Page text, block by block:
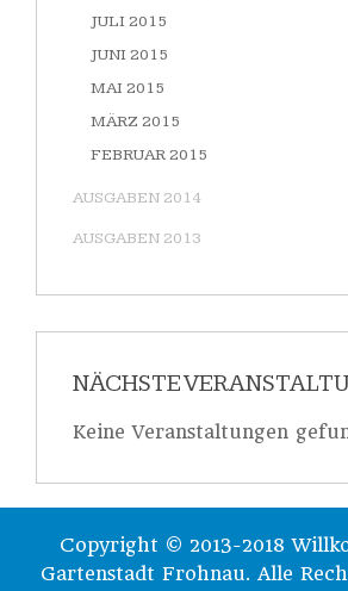
JULI 2015
JUNI 2015
MAI 2015
MÄRZ 2015
FEBRUAR 2015
AUSGABEN 2014
AUSGABEN 2013
NÄCHSTE
Keine Veranstaltungen
Copyright © 2013-2018
Gartenstadt Frohnau. Alle